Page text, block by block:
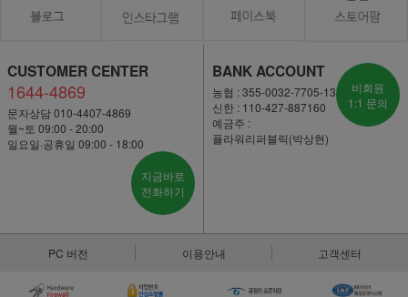
CUSTOMER CENTER
1644-4869
문자상담 010-4407-4869
월~토 09:00 - 20:00
일요일·공휴일 09:00 - 18:00
지금바로
전화하기
BANK ACCOUNT
농협 : 355-0032-7705-13
신한 : 110-427-887160
예금주 :
플라워리퍼블릭(박상현)
비회원
1:1 문의
PC 버전 이용안내 고객센터